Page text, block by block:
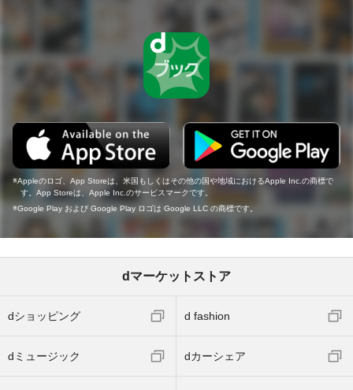
Appleのロゴ、App Storeは、米国もしくはその他の国や地域におけるApple Inc.の商標で
す。App Storeは、Apple Inc.のサービスマークです。
Google Play および Google Play ロゴは Google LLC の商標です。
dマーケットストア
dショッピング d fashion
dミュージック dカーシェア